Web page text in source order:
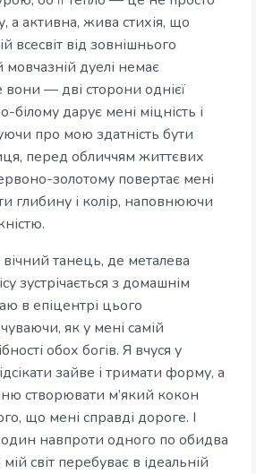
а активна, жива стихія, що
всесвіт від зовнішнього
дуелі немає
— дві сторони однієї
білому дарує мені міцність і
про мою здатність бути
перед обличчям життєвих
золотому повертає мені
глибину і колір, наповнюючи
танець, де металева
зустрічається з домашнім
в епіцентрі цього
як у мені самій
обох богів. Я вчуся у
зайве і тримати форму, а
створювати м’який кокон
що мені справді дороге. І
навпроти одного по обидва
світ перебуває в ідеальній